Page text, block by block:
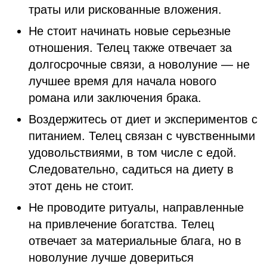
траты или рискованные вложения.
Не стоит начинать новые серьезные
отношения. Телец также отвечает за
долгосрочные связи, а новолуние — не
лучшее время для начала нового
романа или заключения брака.
Воздержитесь от диет и экспериментов с
питанием. Телец связан с чувственными
удовольствиями, в том числе с едой.
Следовательно, садиться на диету в
этот день не стоит.
Не проводите ритуалы, направленные
на привлечение богатства. Телец
отвечает за материальные блага, но в
новолуние лучше довериться